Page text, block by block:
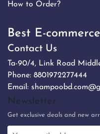
How to Order?
Best E-
Contact Us
Ta-90/4, Link Road
Phone: 8801972277444
Email:
Newsletter
Get exclusive deals and new